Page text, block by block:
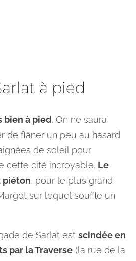
à pied
bien à pied. On ne saura
de flâner un peu au hasard
de soleil pour
cette cité incroyable. Le
piéton, pour le plus grand
sur lequel souffle un
de Sarlat est scindée en
par la Traverse (la rue de la